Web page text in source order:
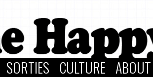
SORTIES CULTURE